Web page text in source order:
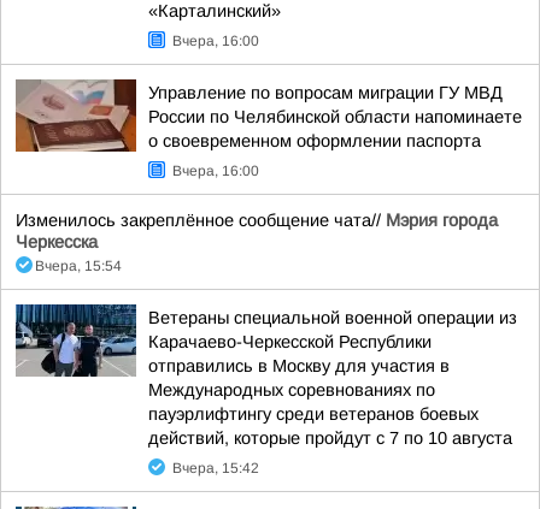
«Карталинский»
Вчера, 16:00
Управление по вопросам миграции ГУ МВД
России по Челябинской области напоминаете
о своевременном оформлении паспорта
Вчера, 16:00
Изменилось закреплённое сообщение чата// Мэрия города
Черкесска
Вчера, 15:54
Ветераны специальной военной операции из
Карачаево-Черкесской Республики
отправились в Москву для участия в
Международных соревнованиях по
пауэрлифтингу среди ветеранов боевых
действий, которые пройдут с 7 по 10 августа
Вчера, 15:42